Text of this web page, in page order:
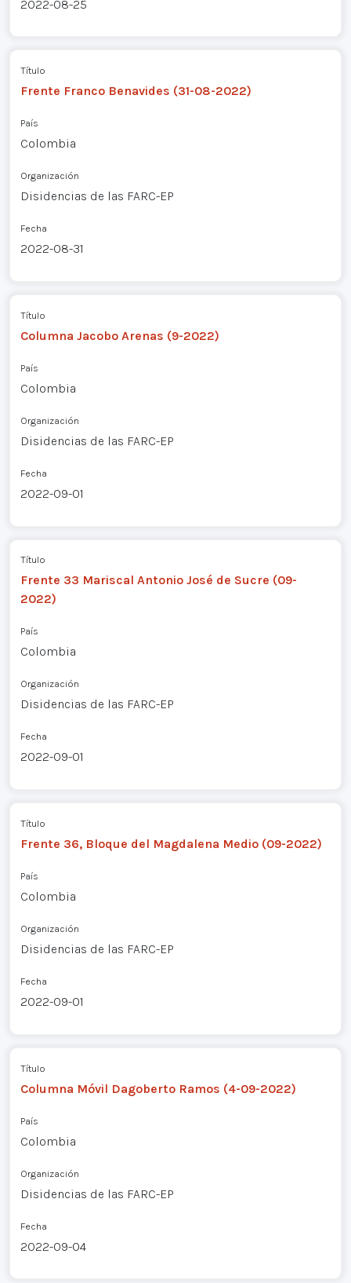
2022-08-25
Título
Frente Franco Benavides (31-08-2022)
País
Colombia
Organización
Disidencias de las FARC-EP
Fecha
2022-08-31
Título
Columna Jacobo Arenas (9-2022)
País
Colombia
Organización
Disidencias de las FARC-EP
Fecha
2022-09-01
Título
Frente 33 Mariscal Antonio José de Sucre (09-
2022)
País
Colombia
Organización
Disidencias de las FARC-EP
Fecha
2022-09-01
Título
Frente 36, Bloque del Magdalena Medio (09-2022)
País
Colombia
Organización
Disidencias de las FARC-EP
Fecha
2022-09-01
Título
Columna Móvil Dagoberto Ramos (4-09-2022)
País
Colombia
Organización
Disidencias de las FARC-EP
Fecha
2022-09-04